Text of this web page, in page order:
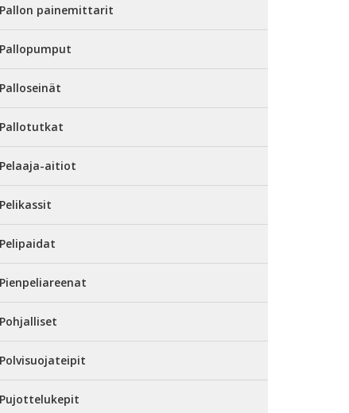
Pallon painemittarit
Pallopumput
Palloseinät
Pallotutkat
Pelaaja-aitiot
Pelikassit
Pelipaidat
Pienpeliareenat
Pohjalliset
Polvisuojateipit
Pujottelukepit